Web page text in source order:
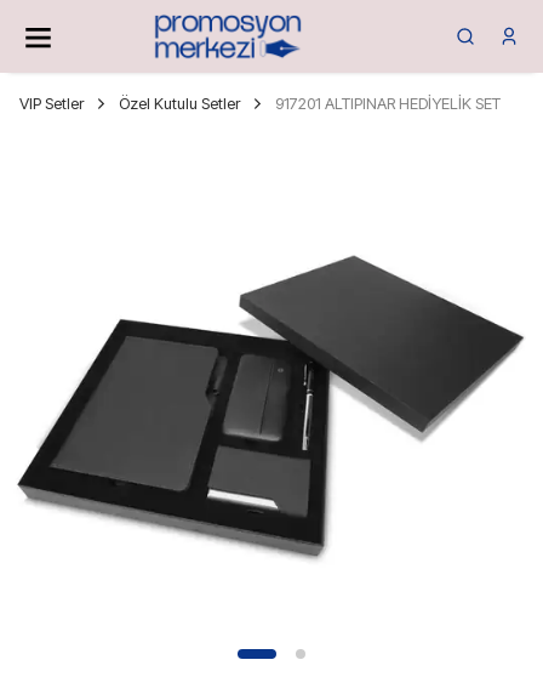
VIP Setler Özel Kutulu Setler 917201 ALTIPINAR HEDİYELİK SET